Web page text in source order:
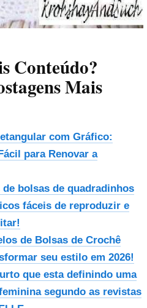
Conteúdo?
Mais
com Gráfico:
para Renovar a
bolsas de quadradinhos
fáceis de reproduzir e
de Bolsas de Crochê
seu estilo em 2026!
que esta definindo uma
segundo as revistas